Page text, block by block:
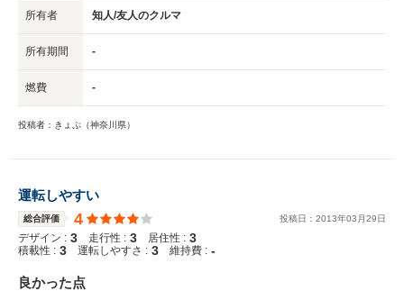
所有者 知人/友人のクルマ
所有期間 -
燃費 -
投稿者：きょぷ（神奈川県）
運転しやすい
総合評価 4 投稿日： 2013年03 月29日
デザイン : 3 走行性 : 3 居住性 : 3
積載性 : 3 運転しやすさ : 3 維持費 : -
良かった点